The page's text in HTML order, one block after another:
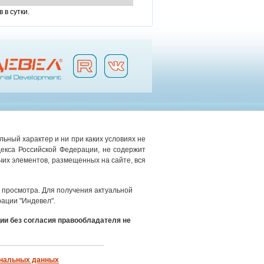
в сутки.
характер и ни при каких условиях не
Российской Федерации, не содержит
элементов, размещенных на сайте, вся
Для получения актуальной
"Индевел".
без согласия правообладателя не
данных